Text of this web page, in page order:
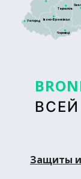
Тернопіль
Ужгород
Чернівці
Івано-Франківськ
Защиты